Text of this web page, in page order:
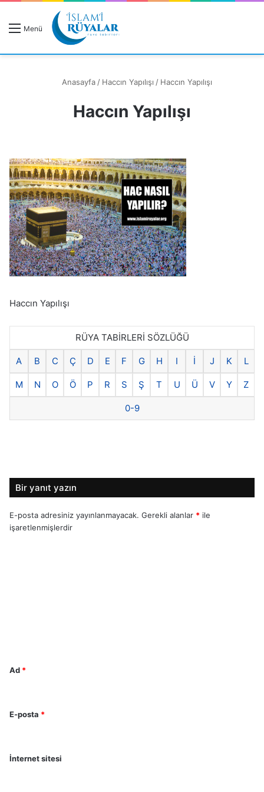
Menü
Anasayfa / Haccın Yapılışı / Haccın Yapılışı
Haccın Yapılışı
Haccın Yapılışı
RÜYA TABİRLERİ SÖZLÜĞÜ
A B C Ç D E F G H I İ J K L
M N O Ö P R S Ş T U Ü V Y Z
0-9
Bir yanıt yazın
E-posta adresiniz yayınlanmayacak. Gerekli alanlar * ile
işaretlenmişlerdir
Ad *
E-posta *
İnternet sitesi